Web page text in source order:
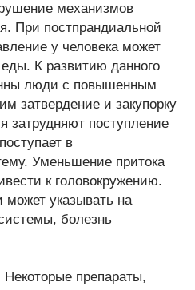
механизмов
При постпрандиальной
у человека может
К развитию данного
люди с повышенным
затвердение и закупорку
затрудняют поступление
в
Уменьшение притока
к головокружению.
может указывать на
болезнь
Некоторые препараты,